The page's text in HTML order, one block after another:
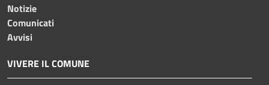
Notizie
Comunicati
Avvisi
VIVERE IL COMUNE